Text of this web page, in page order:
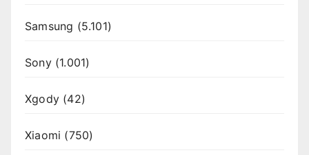
Samsung (5.101)
Sony(1.001)
Xgody (42)
Xiaomi (750)